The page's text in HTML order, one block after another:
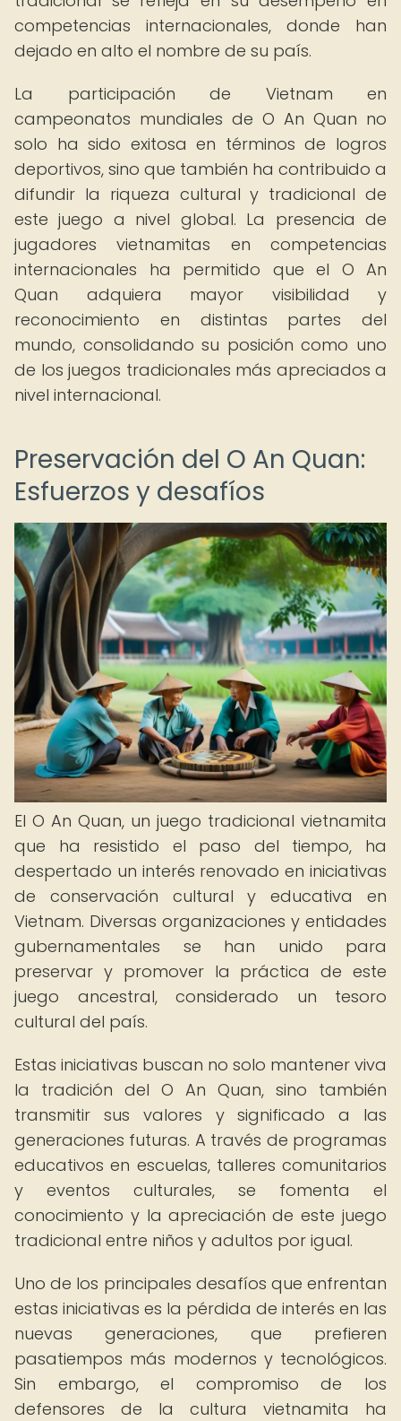
competencias internacionales, donde han
dejado en alto el nombre de su país.
La participación de Vietnam en
campeonatos mundiales de O An Quan no
solo ha sido exitosa en términos de logros
deportivos, sino que también ha contribuido a
difundir la riqueza cultural y tradicional de
este juego a nivel global. La presencia de
jugadores vietnamitas en competencias
internacionales ha permitido que el O An
Quan adquiera mayor visibilidad y
reconocimiento en distintas partes del
mundo, consolidando su posición como uno
de los juegos tradicionales más apreciados a
nivel internacional.
Preservación del O An Quan:
Esfuerzos y desafíos
El O An Quan, un juego tradicional vietnamita
que ha resistido el paso del tiempo, ha
despertado un interés renovado en iniciativas
de conservación cultural y educativa en
Vietnam. Diversas organizaciones y entidades
gubernamentales se han unido para
preservar y promover la práctica de este
juego ancestral, considerado un tesoro
cultural del país.
Estas iniciativas buscan no solo mantener viva
la tradición del O An Quan, sino también
transmitir sus valores y significado a las
generaciones futuras. A través de programas
educativos en escuelas, talleres comunitarios
y eventos culturales, se fomenta el
conocimiento y la apreciación de este juego
tradicional entre niños y adultos por igual.
Uno de los principales desafíos que enfrentan
estas iniciativas es la pérdida de interés en las
nuevas generaciones, que prefieren
pasatiempos más modernos y tecnológicos.
Sin embargo, el compromiso de los
defensores de la cultura vietnamita ha